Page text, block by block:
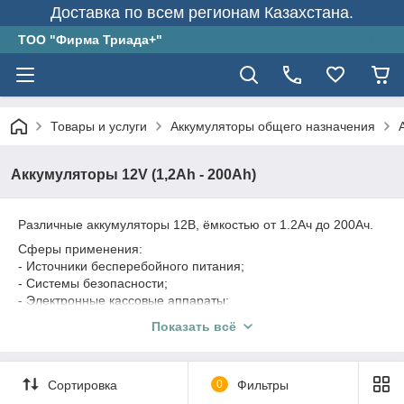
Доставка по всем регионам Казахстана.
ТОО "Фирма Триада+"
Товары и услуги Аккумуляторы общего назначения
Аккумуляторы 12V (1,2Ah - 200Ah)
Различные аккумуляторы 12В, ёмкостью от 1.2Ач до 200Ач.
Сферы применения:
- Источники бесперебойного питания;
- Системы безопасности;
- Электронные кассовые аппараты;
- Системы аварийного освещения;
- Системы контроля.
Показать всё
Сортировка 0 Фильтры